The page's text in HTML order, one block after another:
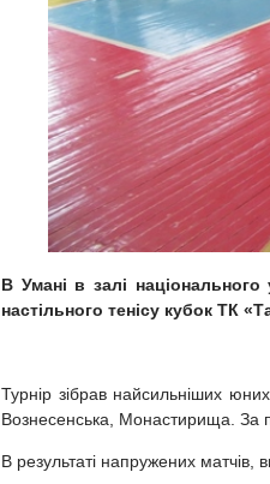
В Умані в залі національного
настільного тенісу кубок ТК
Турнір зібрав найсильніших
Вознесенська, Монастирища. За
В результаті напружених матчів,